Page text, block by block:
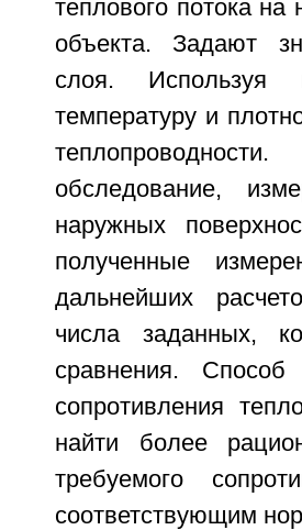
теплового потока на
объекта. Задают
слоя. Используя
температуру и
обследование,
наружных
полученные
дальнейших
числа заданных,
сравнения. Способ
сопротивления
найти более
требуемого
соответствующим